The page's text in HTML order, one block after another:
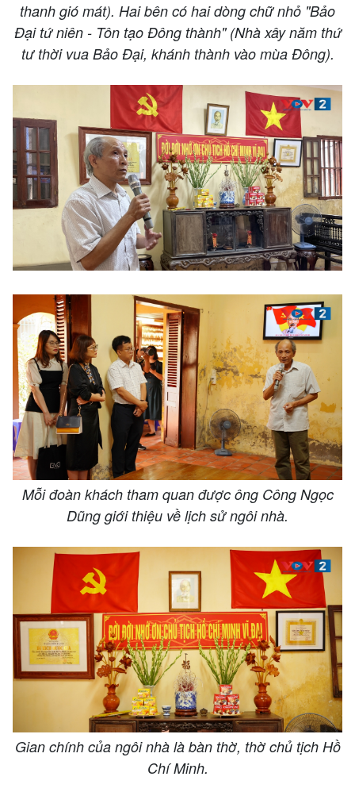
thanh gió mát). Hai bên có hai dòng chữ nhỏ "Bảo
Đại tứ niên - Tôn tạo Đông thành" (Nhà xây năm thứ
tư thời vua Bảo Đại, khánh thành vào mùa Đông).
Mỗi đoàn khách tham quan được ông Công Ngọc
Dũng giới thiệu về lịch sử ngôi nhà.
Gian chính của ngôi nhà là bàn thờ, thờ chủ tịch Hồ
Chí Minh.